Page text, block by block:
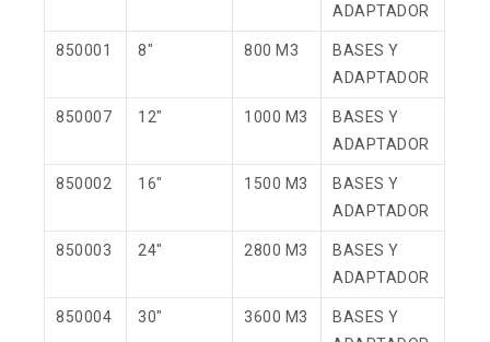
ADAPTADOR
850001 8″ 800 M3
BASES Y
ADAPTADOR
850007 12″ 1000 M3
BASES Y
ADAPTADOR
850002 16″ 1500 M3
BASES Y
ADAPTADOR
850003 24″ 2800 M3
BASES Y
ADAPTADOR
850004 30″ 3600 M3
BASES Y